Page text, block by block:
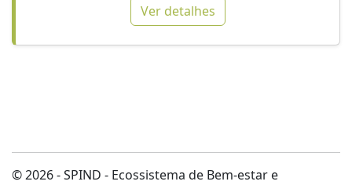
Ver detalhes
© 2026 - SPIND - Ecossistema de Bem-estar e